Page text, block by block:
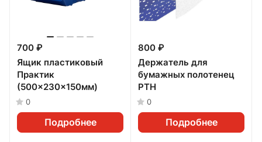
700 ₽
Ящик пластиковый
Практик
(500x230x150мм)
0
Подробнее
800 ₽
Держатель для
бумажных полотенец
PTH
0
Подробнее